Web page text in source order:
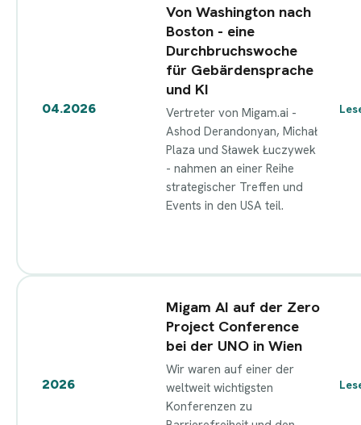
04.2026
Von Washington nach
Boston - eine
Durchbruchswoche
für Gebärdensprache
und KI
Vertreter von Migam.ai -
Ashod Derandonyan, Michał
Plaza und Sławek Łuczywek
- nahmen an einer Reihe
strategischer Treffen und
Events in den USA teil.
2026
Migam AI auf der Zero
Project Conference
bei der UNO in Wien
Wir waren auf einer der
weltweit wichtigsten
Konferenzen zu